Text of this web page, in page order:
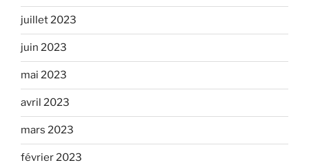
juillet 2023
juin 2023
mai 2023
avril 2023
mars 2023
février 2023